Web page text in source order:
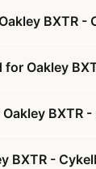
BXTR -
for Oakley
BXTR
BXTR -